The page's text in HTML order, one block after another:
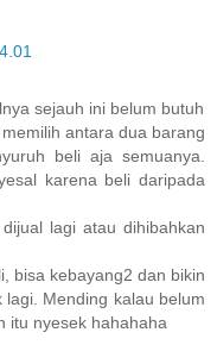
sejauh ini belum butuh
antara dua barang
beli aja semuanya.
karena beli daripada
lagi atau dihibahkan
bisa kebayang2 dan bikin
Mending kalau belum
itu nyesek hahahaha